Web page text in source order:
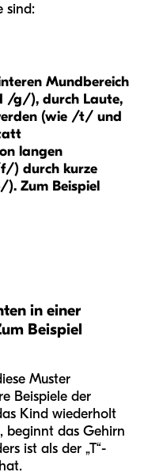
sind:
Mundbereich
/g/), durch Laute,
(wie /t/ und
langen
) durch kurze
Zum Beispiel
in einer
Beispiel
Muster
Beispiele der
Kind wiederholt
beginnt das Gehirn
ist als der „T“-